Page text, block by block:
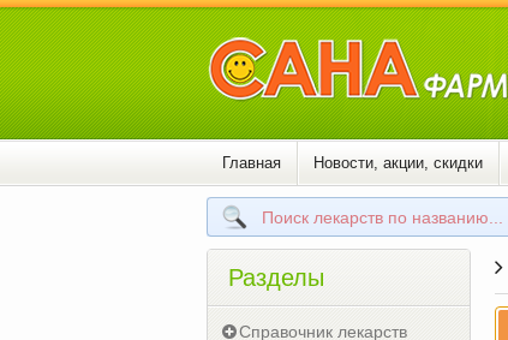
Главная Новости, акции, скидки
Разделы
Справочник лекарств